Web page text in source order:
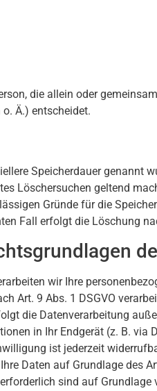
die allein oder
o. Ä.) entscheidet.
Speicherdauer genannt
Löschersuchen geltend
Gründe für die
Fall erfolgt die Löschung
wir Ihre
Art. 9 Abs. 1 DSGVO
die Datenverarbeitung
in Ihr Endgerät (z. B.
ist jederzeit
Daten auf Grundlage des
sind auf